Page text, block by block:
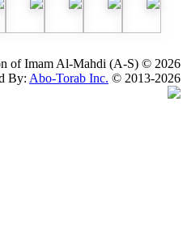
Foundation of Imam Al-
v1.0, Powered By:Abo-Torab Inc.